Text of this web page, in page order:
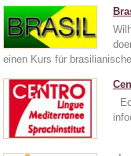
einen Kurs für